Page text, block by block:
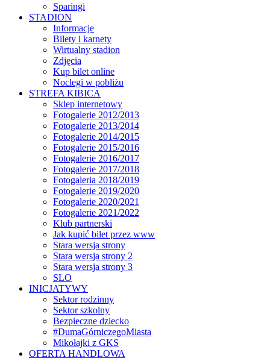
Sparingi
STADION
Informacje
Bilety i karnety
Wirtualny stadion
Zdjęcia
Kup bilet online
Noclegi w pobliżu
STREFA KIBICA
Sklep internetowy
Fotogalerie 2012/2013
Fotogalerie 2013/2014
Fotogalerie 2014/2015
Fotogalerie 2015/2016
Fotogalerie 2016/2017
Fotogalerie 2017/2018
Fotogaleria 2018/2019
Fotogalerie 2019/2020
Fotogalerie 2020/2021
Fotogalerie 2021/2022
Klub partnerski
Jak kupić bilet przez www
Stara wersja strony
Stara wersja strony 2
Stara wersja strony 3
SLO
INICJATYWY
Sektor rodzinny
Sektor szkolny
Bezpieczne dziecko
#DumaGórniczegoMiasta
Mikołajki z GKS
OFERTA HANDLOWA